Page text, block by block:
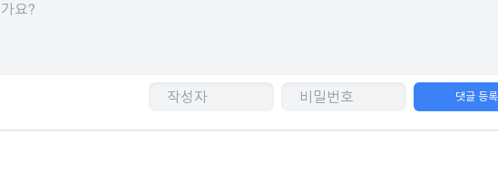
댓글 등록